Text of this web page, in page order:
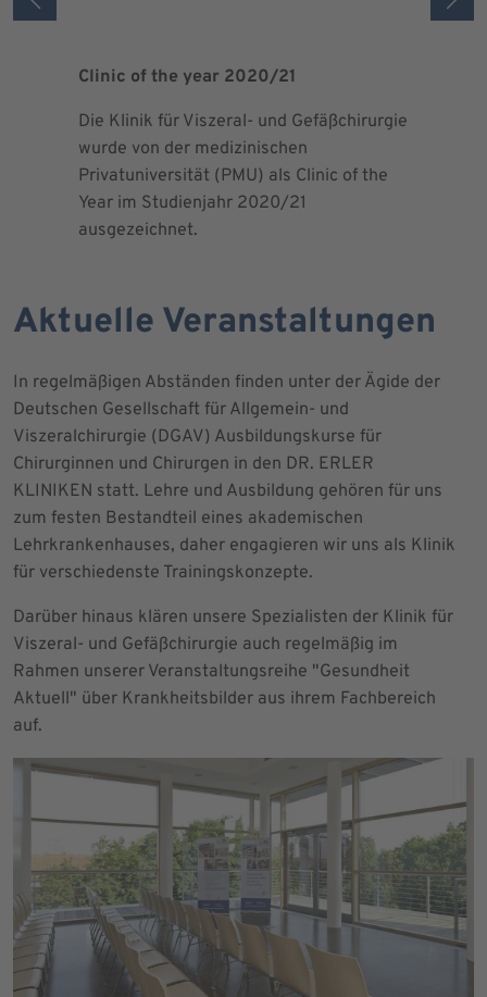
Clinic of the year 2020/21
Die Klinik für Viszeral- und Gefäßchirurgie
wurde von der medizinischen
Privatuniversität (PMU) als Clinic of the
Year im Studienjahr 2020/21
ausgezeichnet.
Aktuelle Veranstaltungen
In regelmäßigen Abständen finden unter der Ägide der
Deutschen Gesellschaft für Allgemein- und
Viszeralchirurgie (DGAV) Ausbildungskurse für
Chirurginnen und Chirurgen in den DR. ERLER
KLINIKEN statt. Lehre und Ausbildung gehören für uns
zum festen Bestandteil eines akademischen
Lehrkrankenhauses, daher engagieren wir uns als Klinik
für verschiedenste Trainingskonzepte.
Darüber hinaus klären unsere Spezialisten der Klinik für
Viszeral- und Gefäßchirurgie auch regelmäßig im
Rahmen unserer Veranstaltungsreihe "Gesundheit
Aktuell" über Krankheitsbilder aus ihrem Fachbereich
auf.